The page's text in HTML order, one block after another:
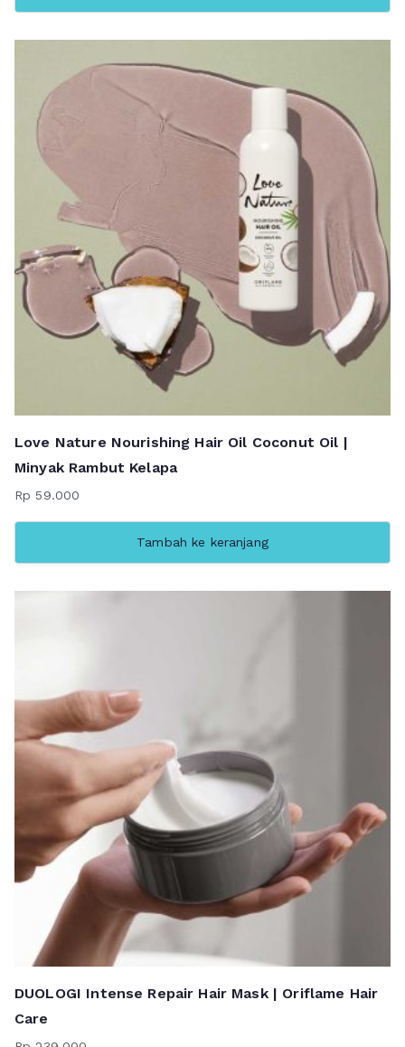
Rp 109.000.
Love Nature Nourishing Hair Oil Coconut Oil |
Minyak Rambut Kelapa
Rp 59.000
Tambah ke keranjang
DUOLOGI Intense Repair Hair Mask | Oriflame Hair
Care